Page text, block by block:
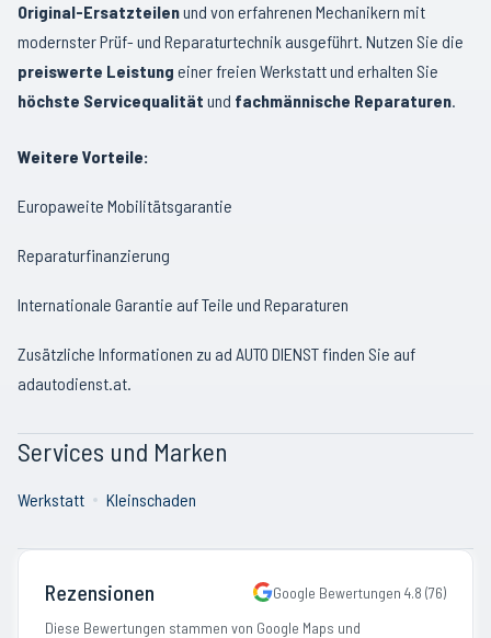
Original-Ersatzteilenund von erfahrenen Mechanikern mit
modernster Prüf- und Reparaturtechnik ausgeführt. Nutzen Sie die
preiswerte Leistung einer freien Werkstatt und erhalten Sie
höchste Servicequalität und fachmännische Reparaturen.
Weitere Vorteile:
Europaweite Mobilitätsgarantie
Reparaturfinanzierung
Internationale Garantie auf Teile und Reparaturen
Zusätzliche Informationen zu ad AUTO DIENST finden Sie auf
adautodienst.at.
Services und Marken
Werkstatt Kleinschaden
Rezensionen Google Bewertungen 4.8 (76)
Diese Bewertungen stammen von Google Maps und